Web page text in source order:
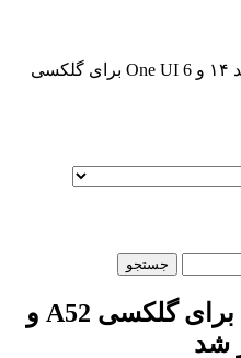
/ اندروید ۱۴ و One UI 6 برای گلکسی
اندروید ۱۴ و One UI 6 برای گلکسی A52 و